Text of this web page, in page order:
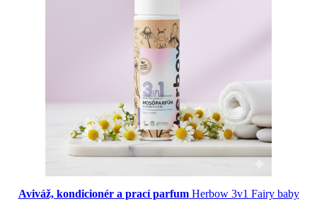
Aviváž, kondicionér a prací parfumHerbow 3v1 Fairy baby